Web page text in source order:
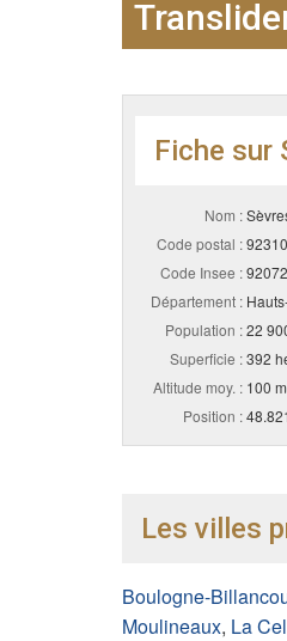
Fiche sur
Nom :
Code postal :92310
Code Insee :92072
Département :
Population :22
Superficie :392
Altitude moy. : 100
Position :
Les villes
Boulogne-
Moulineaux, La